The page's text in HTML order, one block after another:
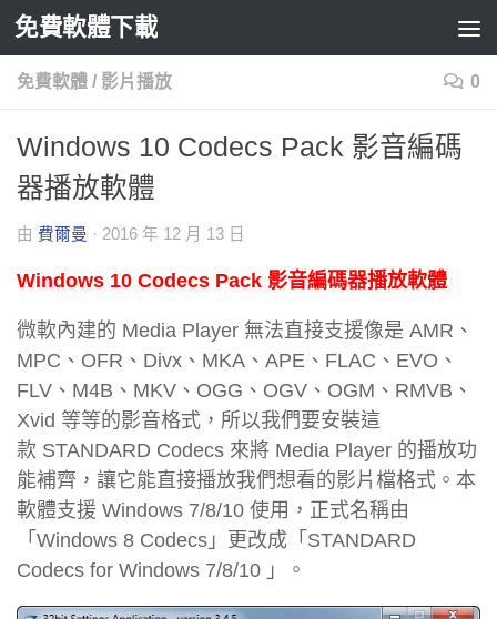
Skip to content
免費軟體下載
免費軟體 / 影片播放 0
Windows 10 Codecs Pack 影音編碼
器播放軟體
由 費爾曼 · 2016 年 12 月 13 日
Windows 10 Codecs Pack 影音編碼器播放軟體
微軟內建的 Media Player 無法直接支援像是 AMR、
MPC、OFR、Divx、MKA、APE、FLAC、EVO、
FLV、M4B、MKV、OGG、OGV、OGM、RMVB、
Xvid 等等的影音格式，所以我們要安裝這
款 STANDARD Codecs 來將 Media Player 的播放功
能補齊，讓它能直接播放我們想看的影片檔格式。本
軟體支援 Windows 7/8/10 使用，正式名稱由
「Windows 8 Codecs」更改成「STANDARD
Codecs for Windows 7/8/10 」。